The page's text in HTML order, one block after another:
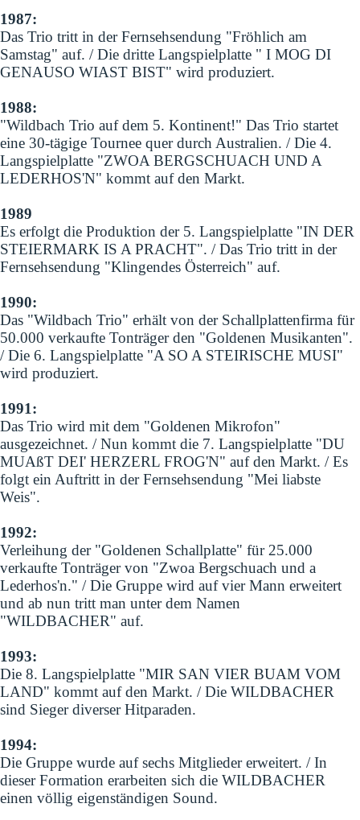
1987:
Das Trio tritt in der Fernsehsendung "Fröhlich am
Samstag" auf. / Die dritte Langspielplatte " I MOG DI
GENAUSO WIAST BIST" wird produziert.
1988:
"Wildbach Trio auf dem 5. Kontinent!" Das Trio startet
eine 30-tägige Tournee quer durch Australien. / Die 4.
Langspielplatte "ZWOA BERGSCHUACH UND A
LEDERHOS'N" kommt auf den Markt.
1989
Es erfolgt die Produktion der 5. Langspielplatte "IN DER
STEIERMARK IS A PRACHT". / Das Trio tritt in der
Fernsehsendung "Klingendes Österreich" auf.
1990:
Das "Wildbach Trio" erhält von der Schallplattenfirma für
50.000 verkaufte Tonträger den "Goldenen Musikanten".
/ Die 6. Langspielplatte "A SO A STEIRISCHE MUSI"
wird produziert.
1991:
Das Trio wird mit dem "Goldenen Mikrofon"
ausgezeichnet. / Nun kommt die 7. Langspielplatte "DU
MUAßT DEI' HERZERL FROG'N" auf den Markt. / Es
folgt ein Auftritt in der Fernsehsendung "Mei liabste
Weis".
1992:
Verleihung der "Goldenen Schallplatte" für 25.000
verkaufte Tonträger von "Zwoa Bergschuach und a
Lederhos'n." / Die Gruppe wird auf vier Mann erweitert
und ab nun tritt man unter dem Namen
"WILDBACHER" auf.
1993:
Die 8. Langspielplatte "MIR SAN VIER BUAM VOM
LAND" kommt auf den Markt. / Die WILDBACHER
sind Sieger diverser Hitparaden.
1994:
Die Gruppe wurde auf sechs Mitglieder erweitert. / In
dieser Formation erarbeiten sich die WILDBACHER
einen völlig eigenständigen Sound.